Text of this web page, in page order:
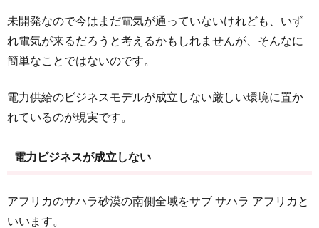
未開発なので今はまだ電気が通っていないけれども、いず
れ電気が来るだろうと考えるかもしれませんが、そんなに
簡単なことではないのです。
電力供給のビジネスモデルが成立しない厳しい環境に置か
れているのが現実です。
電力ビジネスが成立しない
アフリカのサハラ砂漠の南側全域をサブ サハラ アフリカと
いいます。